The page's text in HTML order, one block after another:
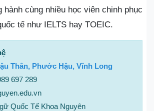
hành cùng nhiều học viên chinh phục
tế như IELTS hay TOEIC.
Thân, Phước Hậu, Vĩnh Long
697 289
Quốc Tế Khoa Nguyên